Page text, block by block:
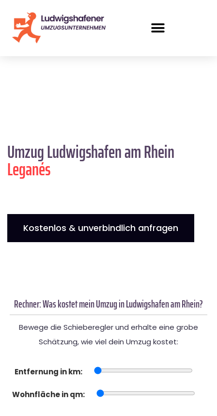
Umzug Ludwigshafen am Rhein
Leganés
Kostenlos & unverbindlich anfragen
Rechner: Was kostet mein Umzug in Ludwigshafen am Rhein?
Bewege die Schieberegler und erhalte eine grobe
Schätzung, wie viel dein Umzug kostet:
Entfernung in km:
Wohnfläche in qm: